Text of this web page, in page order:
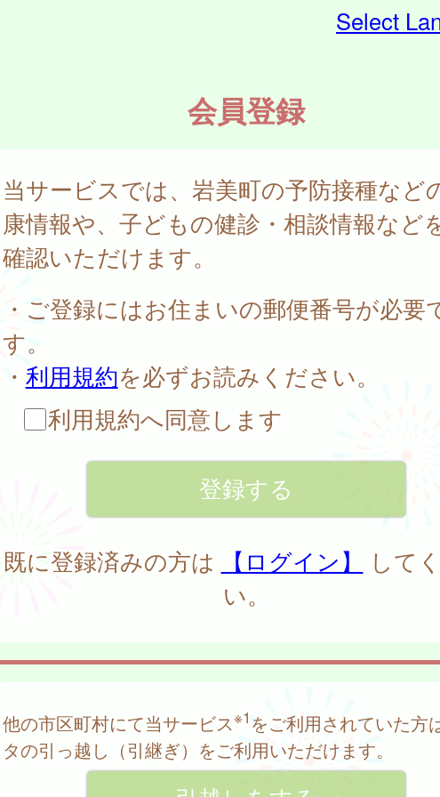
Select
会員登録
当サービスでは、岩美町の予防接種など
康情報や、子どもの健診・相談情報など
確認いただけます。
・ご登録にはお住まいの郵便番号が必要
す。
・ 利用規約を必ずお読みください。
利用規約へ同意します
既に登録済みの方は 【ログイン】
して
い。
他の市区町村にて当サービス※1 をご利用されていた方
タの引っ越し（引継ぎ）をご利用いただけます。